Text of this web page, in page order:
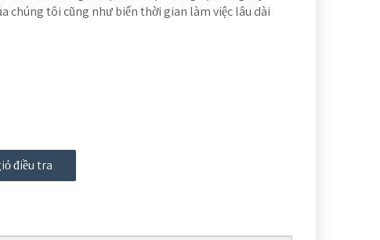
chúng tôi cũng như biến thời gian làm việc lâu dài
điều tra